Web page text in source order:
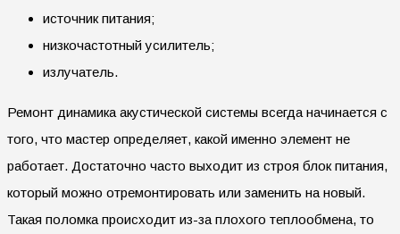
источник питания;
низкочастотный усилитель;
излучатель.
Ремонт динамика акустической системы всегда начинается с
того, что мастер определяет, какой именно элемент не
работает. Достаточно часто выходит из строя блок питания,
который можно отремонтировать или заменить на новый.
Такая поломка происходит из-за плохого теплообмена, то